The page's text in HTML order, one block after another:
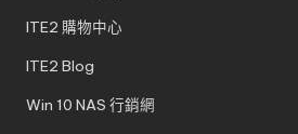
ITE2 購物中心
ITE2 Blog
Win 10 NAS 行銷網